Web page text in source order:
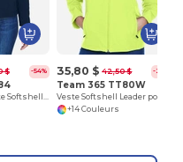
$ -54% 35,80 $ 42,50 $ -25%
Team 365 TT80W
+14 Couleurs